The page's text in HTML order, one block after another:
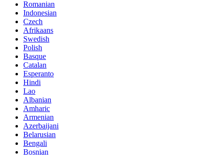
Romanian
Indonesian
Czech
Afrikaans
Swedish
Polish
Basque
Catalan
Esperanto
Hindi
Lao
Albanian
Amharic
Armenian
Azerbaijani
Belarusian
Bengali
Bosnian